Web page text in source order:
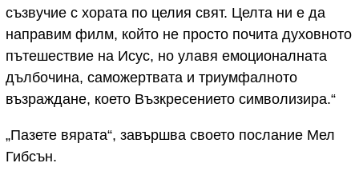
съзвучие с хората по целия свят. Целта ни е да
направим филм, който не просто почита духовното
пътешествие на Исус, но улавя емоционалната
дълбочина, саможертвата и триумфалното
възраждане, което Възкресението символизира.“
„Пазете вярата“, завършва своето послание Мел
Гибсън.